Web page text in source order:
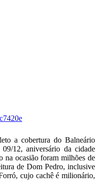
a cobertura do Balneário
12, aniversário da cidade
na ocasião foram milhões de
de Dom Pedro, inclusive
cujo cachê é milionário,